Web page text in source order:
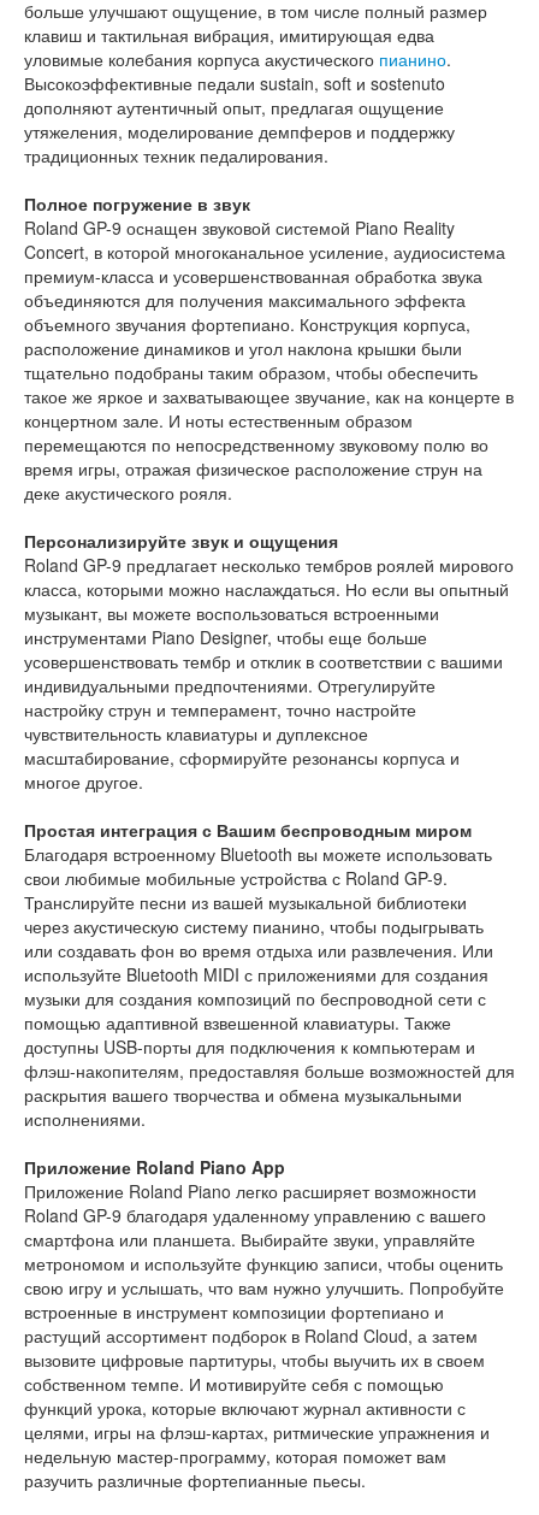
больше улучшают ощущение, в том числе полный размер
клавиш и тактильная вибрация, имитирующая едва
уловимые колебания корпуса акустического пианино.
Высокоэффективные педали sustain, soft и sostenuto
дополняют аутентичный опыт, предлагая ощущение
утяжеления, моделирование демпферов и поддержку
традиционных техник педалирования.
Полное погружение в звук
Roland GP-9 оснащен звуковой системой Piano Reality
Concert, в которой многоканальное усиление, аудиосистема
премиум-класса и усовершенствованная обработка звука
объединяются для получения максимального эффекта
объемного звучания фортепиано. Конструкция корпуса,
расположение динамиков и угол наклона крышки были
тщательно подобраны таким образом, чтобы обеспечить
такое же яркое и захватывающее звучание, как на концерте в
концертном зале. И ноты естественным образом
перемещаются по непосредственному звуковому полю во
время игры, отражая физическое расположение струн на
деке акустического рояля.
Персонализируйте звук и ощущения
Roland GP-9 предлагает несколько тембров роялей мирового
класса, которыми можно наслаждаться. Но если вы опытный
музыкант, вы можете воспользоваться встроенными
инструментами Piano Designer, чтобы еще больше
усовершенствовать тембр и отклик в соответствии с вашими
индивидуальными предпочтениями. Отрегулируйте
настройку струн и темперамент, точно настройте
чувствительность клавиатуры и дуплексное
масштабирование, сформируйте резонансы корпуса и
многое другое.
Простая интеграция с Вашим беспроводным миром
Благодаря встроенному Bluetooth вы можете использовать
свои любимые мобильные устройства с Roland GP-9.
Транслируйте песни из вашей музыкальной библиотеки
через акустическую систему пианино, чтобы подыгрывать
или создавать фон во время отдыха или развлечения. Или
используйте Bluetooth MIDI с приложениями для создания
музыки для создания композиций по беспроводной сети с
помощью адаптивной взвешенной клавиатуры. Также
доступны USB-порты для подключения к компьютерам и
флэш-накопителям, предоставляя больше возможностей для
раскрытия вашего творчества и обмена музыкальными
исполнениями.
Приложение Roland Piano App
Приложение Roland Piano легко расширяет возможности
Roland GP-9 благодаря удаленному управлению с вашего
смартфона или планшета. Выбирайте звуки, управляйте
метрономом и используйте функцию записи, чтобы оценить
свою игру и услышать, что вам нужно улучшить. Попробуйте
встроенные в инструмент композиции фортепиано и
растущий ассортимент подборок в Roland Cloud, а затем
вызовите цифровые партитуры, чтобы выучить их в своем
собственном темпе. И мотивируйте себя с помощью
функций урока, которые включают журнал активности с
целями, игры на флэш-картах, ритмические упражнения и
недельную мастер-программу, которая поможет вам
разучить различные фортепианные пьесы.